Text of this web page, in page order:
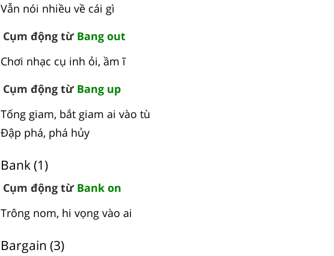
Vẫn nói nhiều về cái gì
Cụm động từ Bang out
Chơi nhạc cụ inh ỏi, ầm ĩ
Cụm động từ Bang up
Tống giam, bắt giam ai vào tù
Đập phá, phá hủy
Bank (1)
Cụm động từ Bank on
Trông nom, hi vọng vào ai
Bargain (3)